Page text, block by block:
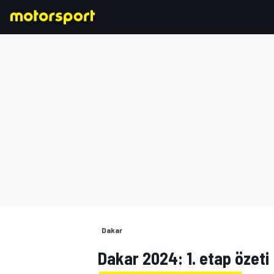
Dakar
Dakar 2024: 1. etap özeti